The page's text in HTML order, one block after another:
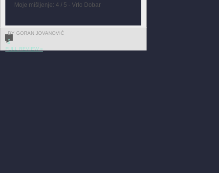
Moje mišljenje: 4 / 5 - Vrlo Dobar
BY GORAN JOVANOVIĆ
0
FULL REVIEW »